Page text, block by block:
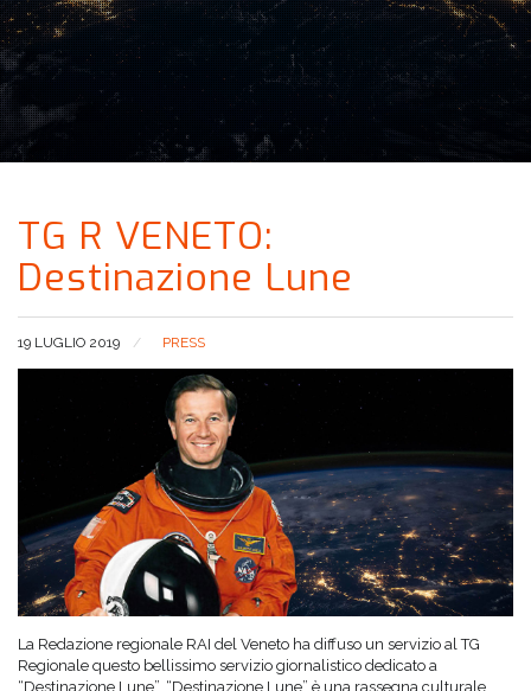
TG R VENETO:
Destinazione Lune
19 LUGLIO 2019 PRESS
La Redazione regionale RAI del Veneto ha diffuso un servizio al TG
Regionale questo bellissimo servizio giornalistico dedicato a
“Destinazione Lune”. “Destinazione Lune” è una rassegna culturale,